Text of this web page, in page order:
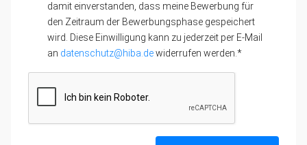
damit einverstanden, dass meine Bewerbung für
den Zeitraum der Bewerbungsphase gespeichert
wird. Diese Einwilligung kann zu jederzeit per E-Mail
an datenschutz@hiba.dewiderrufen werden.*